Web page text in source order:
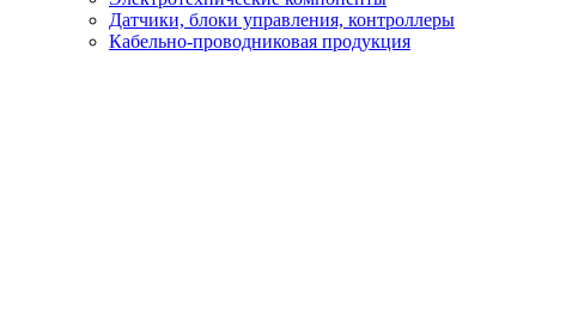
Датчики, блоки управления, контроллеры
Кабельно-проводниковая продукция